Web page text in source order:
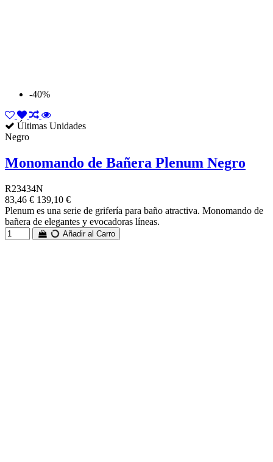
-40%
Últimas Unidades
Negro
Monomando de Bañera Plenum Negro
R23434N
83,46 € 139,10 €
Plenum es una serie de grifería para baño atractiva. Monomando de
bañera de elegantes y evocadoras líneas.
Añadir al Carro